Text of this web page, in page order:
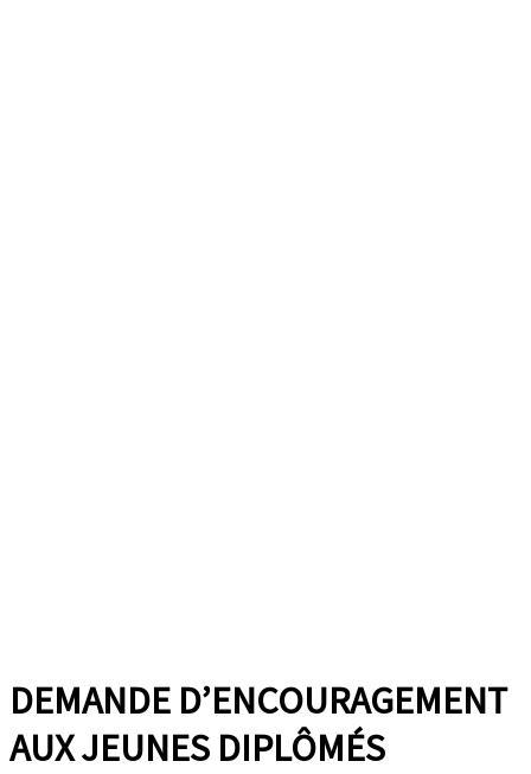
DEMANDE D’ENCOURAGEMENT
AUX JEUNES DIPLÔMÉS